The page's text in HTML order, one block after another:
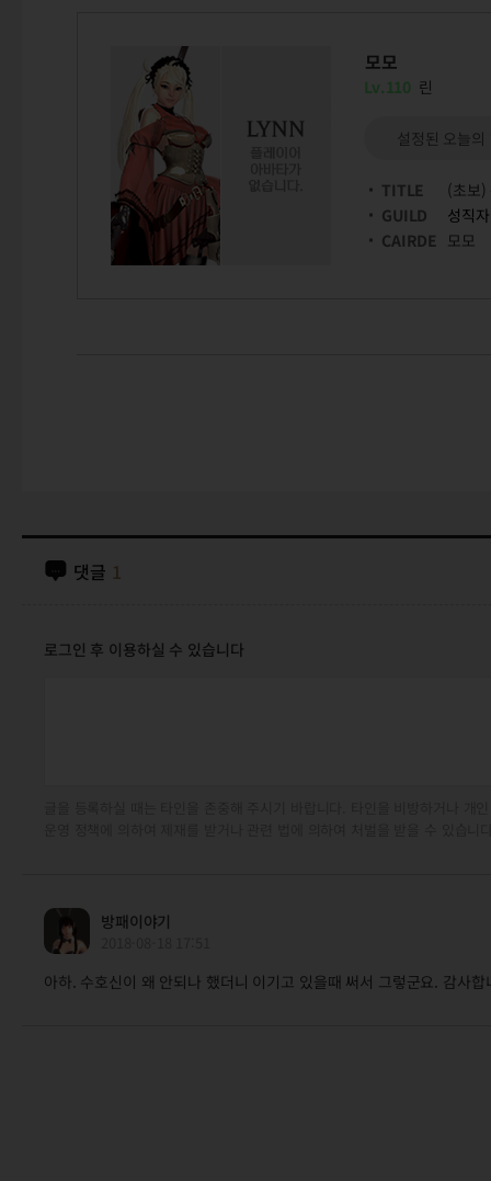
모모
Lv.110 린
설정된 오늘
TITLE
(초보)
GUILD
성직자
CAIRDE 모모
댓글 1
로그인 후 이용하실 수 있습니다
방패이야기
아하. 수호신이 왜 안되나 했더니 이기고 있을때 써서 그렇군요. 감사합